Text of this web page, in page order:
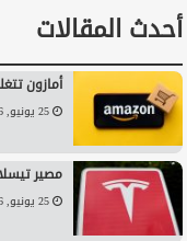
أحدث المقالات
أمازون
25 يونيو, 2026 9:48 م
مصير
25 يونيو, 2026 8:11 م